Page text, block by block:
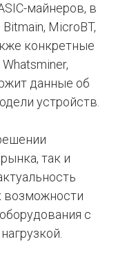
майнеров, в
MicroBT,
конкретные
данные об
устройств.
так и
возможности
с